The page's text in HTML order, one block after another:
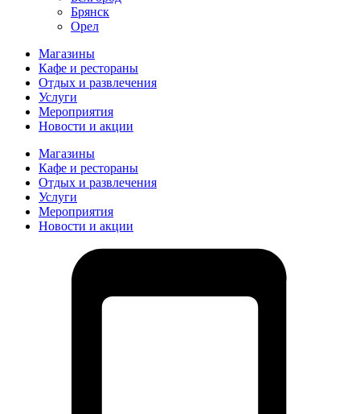
Брянск
Орел
Магазины
Кафе и рестораны
Отдых и развлечения
Услуги
Мероприятия
Новости и акции
Магазины
Кафе и рестораны
Отдых и развлечения
Услуги
Мероприятия
Новости и акции